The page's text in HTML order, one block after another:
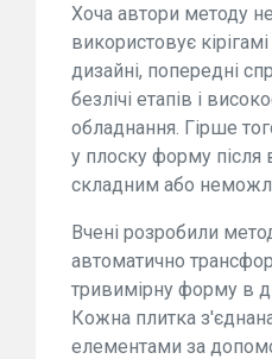
Хоча автори методу
використовує
дизайні, попередні
безлічі етапів і
обладнання. Гірше
у плоску форму після
складним або
Вчені розробили
автоматично
тривимірну форму в
Кожна плитка
елементами за